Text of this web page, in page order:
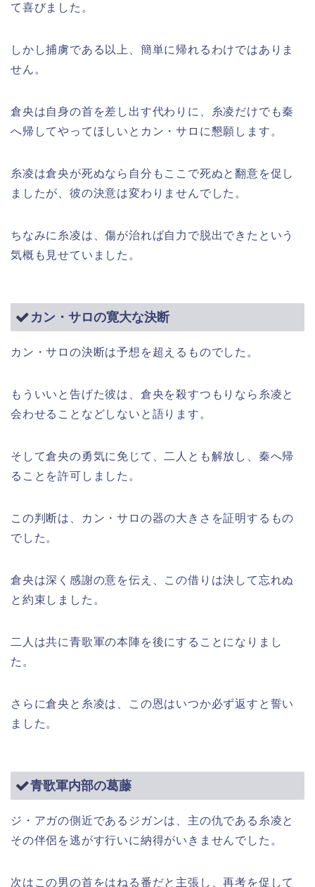
て喜びました。
しかし捕虜である以上、簡単に帰れるわけではありま
せん。
倉央は自身の首を差し出す代わりに、糸凌だけでも秦
へ帰してやってほしいとカン・サロに懇願します。
糸凌は倉央が死ぬなら自分もここで死ぬと翻意を促し
ましたが、彼の決意は変わりませんでした。
ちなみに糸凌は、傷が治れば自力で脱出できたという
気概も見せていました。
カン・サロの寛大な決断
カン・サロの決断は予想を超えるものでした。
もういいと告げた彼は、倉央を殺すつもりなら糸凌と
会わせることなどしないと語ります。
そして倉央の勇気に免じて、二人とも解放し、秦へ帰
ることを許可しました。
この判断は、カン・サロの器の大きさを証明するもの
でした。
倉央は深く感謝の意を伝え、この借りは決して忘れぬ
と約束しました。
二人は共に青歌軍の本陣を後にすることになりまし
た。
さらに倉央と糸凌は、この恩はいつか必ず返すと誓い
ました。
青歌軍内部の葛藤
ジ・アガの側近であるジガンは、主の仇である糸凌と
その伴侶を逃がす行いに納得がいきませんでした。
次はこの男の首をはねる番だと主張し、再考を促して